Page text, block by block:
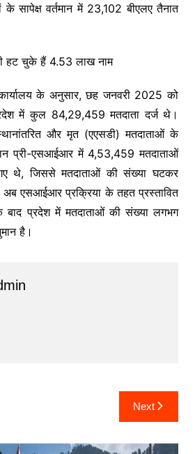
सापेक्ष वर्तमान में 23,102 बीएलए तैनात
हट चुके हैं 4.53 लाख नाम
कार्यालय के अनुसार, छह जनवरी 2025 को
में कुल 84,29,459 मतदाता दर्ज थे।
और मृत (एएसडी) मतदाताओं के
प्री-एसआईआर में 4,53,459 मतदाताओं
थे, जिससे मतदाताओं की संख्या घटकर
एसआईआर प्रक्रिया के तहत प्रस्तावित
प्रदेश में मतदाताओं की संख्या लगभग
है।
Next